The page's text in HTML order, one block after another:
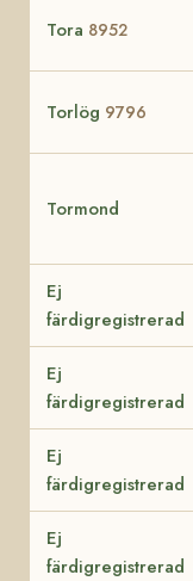
Tora 8952
Torlög 9796
Tormond
Ej
färdigregistrerad
Ej
färdigregistrerad
Ej
färdigregistrerad
Ej
färdigregistrerad